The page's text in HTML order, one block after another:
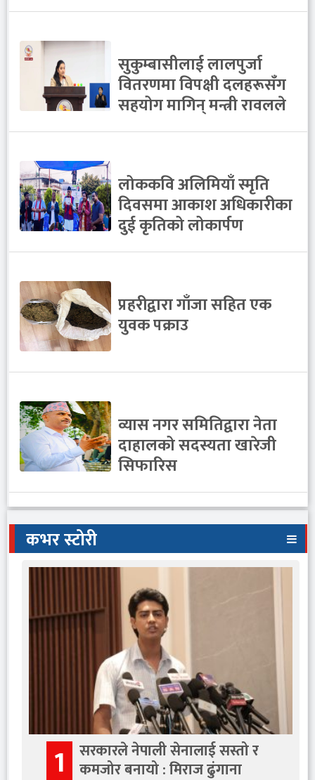
सुकुम्बासीलाई लालपुर्जा
वितरणमा विपक्षी दलहरूसँग
सहयोग मागिन् मन्त्री रावलले
लोककवि अलिमियाँ स्मृति
दिवसमा आकाश अधिकारीका
दुई कृतिको लोकार्पण
प्रहरीद्वारा गाँजा सहित एक
युवक पक्राउ
व्यास नगर समितिद्वारा नेता
दाहालको सदस्यता खारेजी
सिफारिस
कभर स्टोरी
1 सरकारले नेपाली सेनालाई सस्तो र
कमजोर बनायो : मिराज ढुंगाना